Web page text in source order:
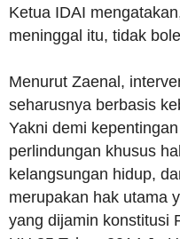
Ketua IDAI
meninggal itu, tidak
Menurut Zaenal,
seharusnya berbasis
Yakni demi
perlindungan khusus
kelangsungan hidup,
merupakan hak utama
yang dijamin konstitusi